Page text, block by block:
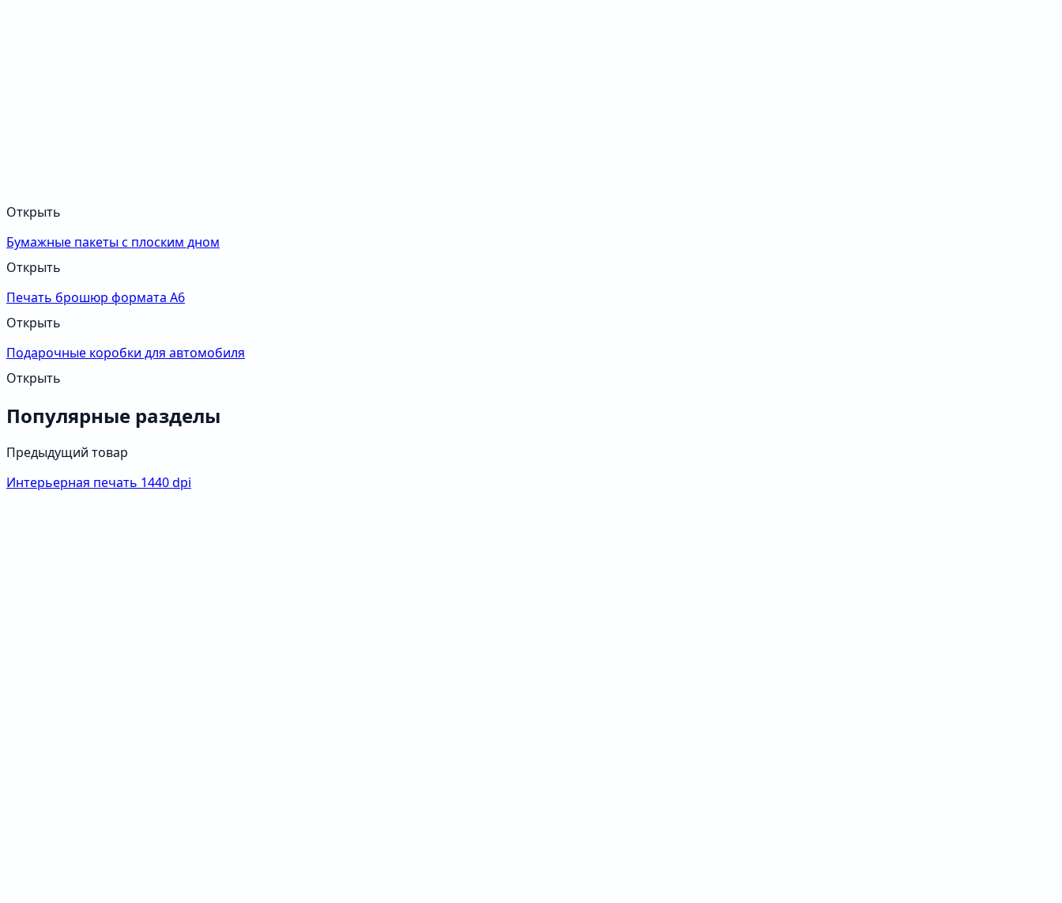
Открыть
Бумажные пакеты с плоским дном
Открыть
Печать брошюр формата А6
Открыть
Подарочные коробки для автомобиля
Открыть
Популярные разделы
Предыдущий товар
Интерьерная печать 1440 dpi